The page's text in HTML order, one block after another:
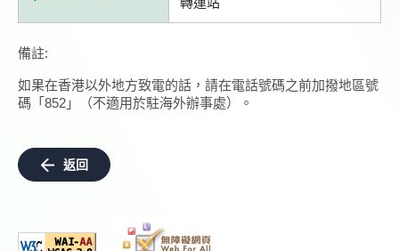
備註:
如果在香港以外地方致電的話，請在電話號碼之前加撥地區號
碼「852」（不適用於駐海外辦事處）。
返回